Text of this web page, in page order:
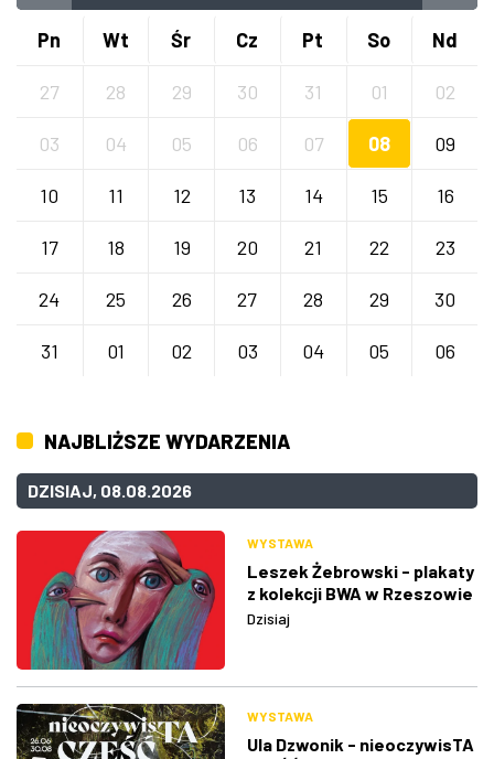
Pn Wt Śr Cz Pt So Nd
27 28 29 30 31 01 02
03 04 05 06 07 08 09
10 11 12 13 14 15 16
17 18 19 20 21 22 23
24 25 26 27 28 29 30
31 01 02 03 04 05 06
NAJBLIŻSZE WYDARZENIA
DZISIAJ, 08.08.2026
WYSTAWA
Leszek Żebrowski - plakaty
z kolekcji BWA w Rzeszowie
Dzisiaj
WYSTAWA
Ula Dzwonik - nieoczywisTA